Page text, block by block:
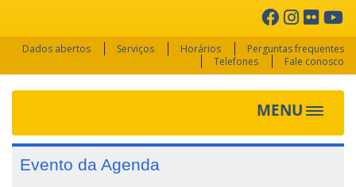
Dados abertos Serviços Horários
Perguntas frequentes
Telefones
Fale conosco
MENU Toggle
Evento da Agenda